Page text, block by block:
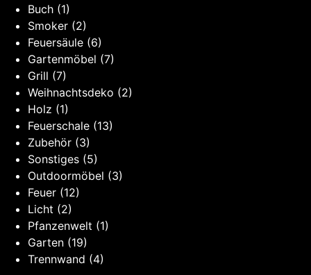
Buch (1)
Smoker (2)
Feuersäule (6)
Gartenmöbel (7)
Grill (7)
Weihnachtsdeko (2)
Holz (1)
Feuerschale (13)
Zubehör (3)
Sonstiges (5)
Outdoormöbel (3)
Feuer (12)
Licht (2)
Pfanzenwelt (1)
Garten (19)
Trennwand (4)